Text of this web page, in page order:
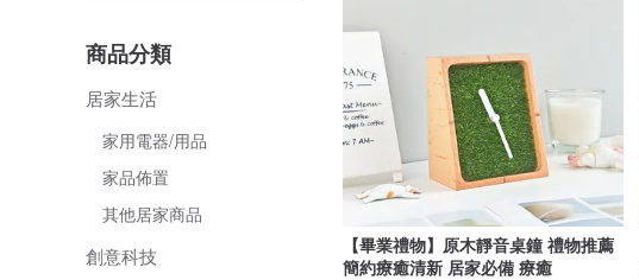
商品分類
居家生活
家用電器/用品
家品佈置
其他居家商品
創意科技
【畢業禮物】原木靜音桌鐘 禮物推薦
簡約療癒清新 居家必備 療癒